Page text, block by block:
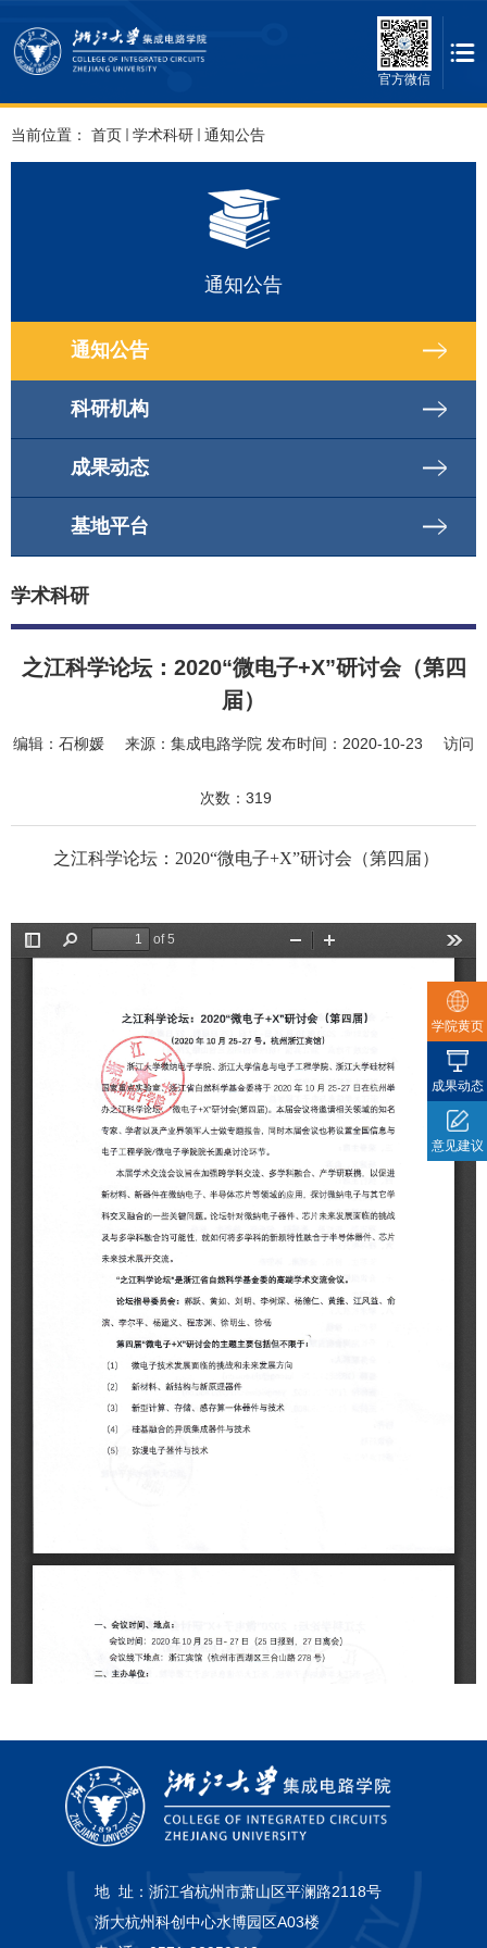
官方微信
当前位置： 首页 学术科研 通知公告
通知公告
通知公告
科研机构
成果动态
基地平台
学术科研
之江科学论坛：2020“微电子+X”研讨会（第四
届）
编辑： 石柳媛 来源： 集成电路学院 发布时间： 2020-10-23 访问
次数： 319
之江科学论坛：2020“微电子+X”研讨会（第四届）
学院黄页
成果动态
意见建议
地 址： 浙江省杭州市萧山区平澜路2118号
浙大杭州科创中心水博园区A03楼